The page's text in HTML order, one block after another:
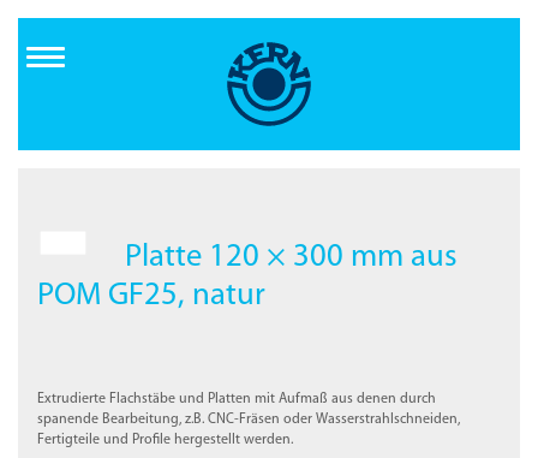
Inhalt
Platte 120 × 300 mm aus
POM GF25, natur
Extrudierte Flachstäbe und Platten mit Aufmaß aus denen durch
spanende Bearbeitung, z.B. CNC-Fräsen oder Wasserstrahlschneiden,
Fertigteile und Profile hergestellt werden.